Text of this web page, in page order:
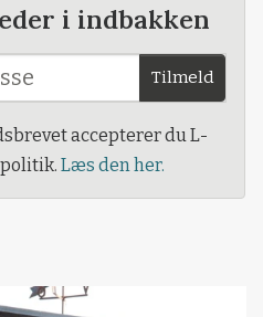
i indbakken
Tilmeld
accepterer du L-
Læs den her.